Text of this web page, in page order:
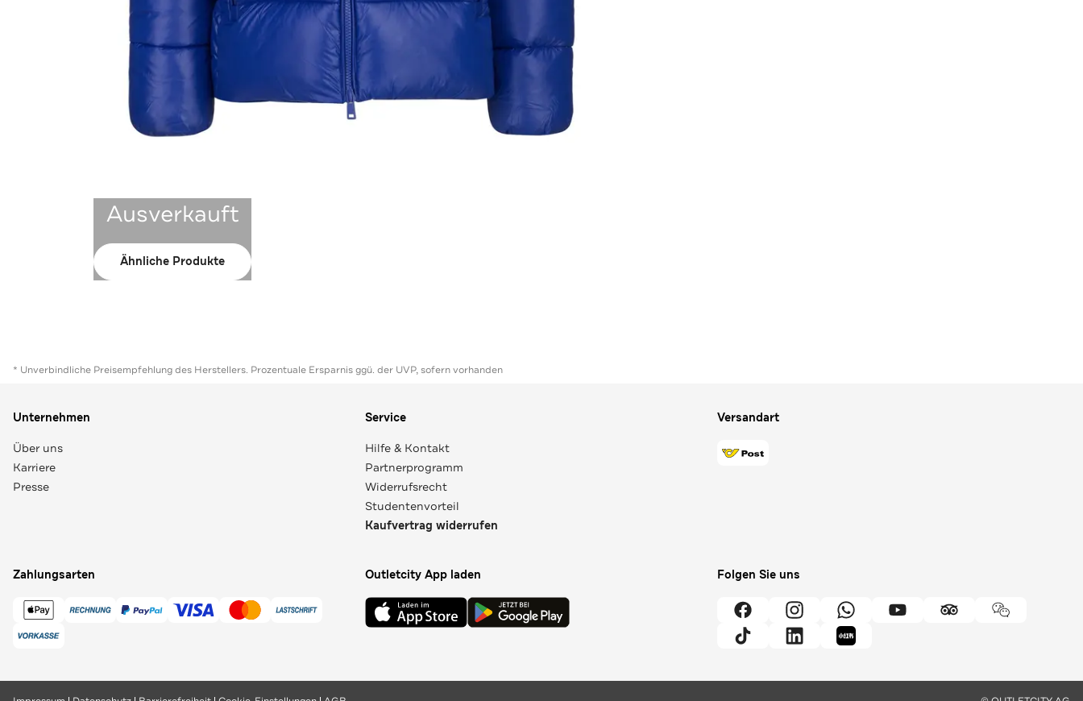
Ausverkauft
Ähnliche Produkte
* Unverbindliche Preisempfehlung des Herstellers. Prozentuale Ersparnis ggü. der UVP, sofern vorhanden
Unternehmen
Über uns
Karriere
Presse
Service
Hilfe & Kontakt
Partnerprogramm
Widerrufsrecht
Studentenvorteil
Kaufvertrag widerrufen
Versandart
Zahlungsarten Outletcity App laden Folgen Sie uns